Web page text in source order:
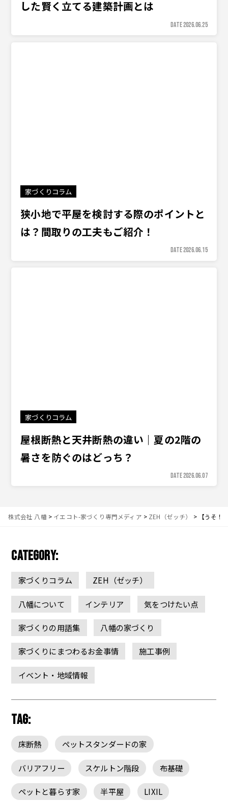
した賢く立てる建築計画とは
DATE 2026.06.25
家づくりコラム
狭小地で平屋を検討する際のポイントと
は？間取りの工夫もご紹介！
DATE 2026.06.15
家づくりコラム
屋根断熱と天井断熱の違い｜夏の2階の
暑さを防ぐのはどっち？
DATE 2026.06.07
株式会社 八幡> イエコト-家づくり専門メディア > ZEH（ゼッチ） > 【うそ
CATEGORY:
家づくりコラム ZEH（ゼッチ）
八幡について インテリア 気をつけたい点
家づくりの用語集 八幡の家づくり
家づくりにまつわるお金事情 施工事例
イベント・地域情報
TAG:
床断熱 ペットスタンダードの家
バリアフリー スケルトン階段 布基礎
ペットと暮らす家 半平屋 LIXIL